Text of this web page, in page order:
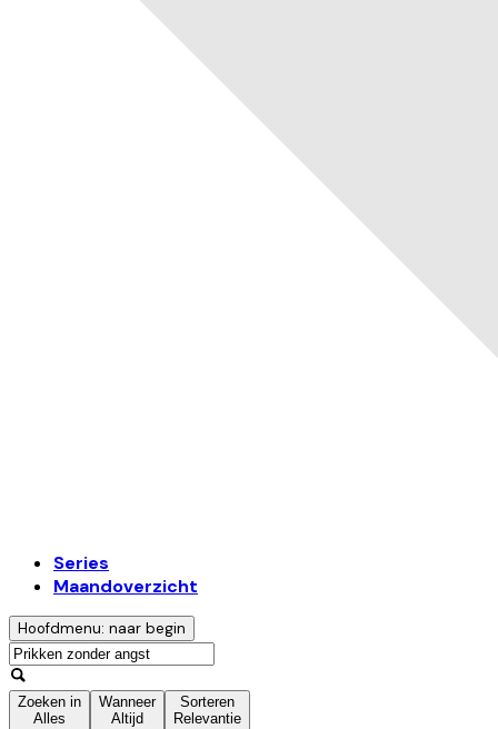
Series
Maandoverzicht
Hoofdmenu: naar begin
Zoeken in
Alles
Wanneer
Altijd
Sorteren
Relevantie